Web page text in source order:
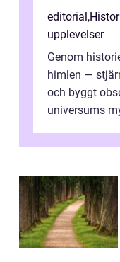
editorial,
upplevelser
Genom
himlen —
och byggt
universums